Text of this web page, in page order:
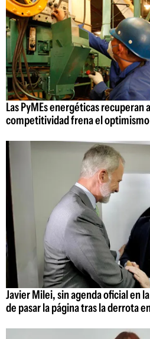
Las PyMEs energéticas recuperan
competitividad frena el optimismo
Javier Milei, sin agenda oficial en
de pasar la página tras la derrota